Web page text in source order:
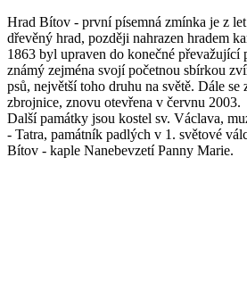
Hrad Bítov - první písemná zmínka je z
dřevěný hrad, později nahrazen hradem
1863 byl upraven do konečné převažující
známý zejména svojí početnou sbírkou
psů, největší toho druhu na světě. Dále se
zbrojnice, znovu otevřena v červnu 2003.
Další památky jsou kostel sv. Václava,
- Tatra, památník padlých v 1. světové
Bítov - kaple Nanebevzetí Panny Marie.